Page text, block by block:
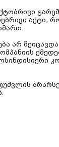
აქტი,
არ